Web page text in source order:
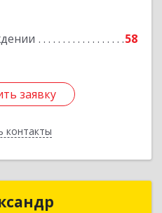
58
заявку
контакты
заявку
Александр